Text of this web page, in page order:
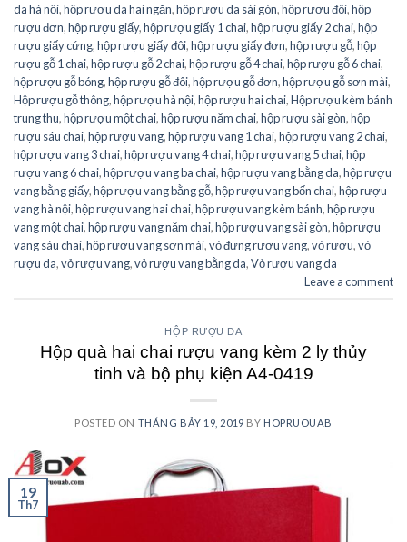
da hà nội,hộp rượu da hai ngăn,hộp rượu da sài gòn,hộp rượu đôi,hộp
rượu đơn,hộp rượu giấy,hộp rượu giấy 1 chai,hộp rượu giấy 2 chai,hộp
rượu giấy cứng,hộp rượu giấy đôi,hộp rượu giấy đơn,hộp rượu gỗ,hộp
rượu gỗ 1 chai,hộp rượu gỗ 2 chai,hộp rượu gỗ 4 chai,hộp rượu gỗ 6 chai,
hộp rượu gỗ bóng,hộp rượu gỗ đôi,hộp rượu gỗ đơn,hộp rượu gỗ sơn mài,
Hộp rượu gỗ thông,hộp rượu hà nội,hộp rượu hai chai,Hộp rượu kèm bánh
trung thu,hộp rượu một chai,hộp rượu năm chai,hộp rượu sài gòn,hộp
rượu sáu chai,hộp rượu vang,hộp rượu vang 1 chai,hộp rượu vang 2 chai,
hộp rượu vang 3 chai,hộp rượu vang 4 chai,hộp rượu vang 5 chai,hộp
rượu vang 6 chai,hộp rượu vang ba chai,hộp rượu vang bằng da,hộp rượu
vang bằng giấy,hộp rượu vang bằng gỗ,hộp rượu vang bốn chai,hộp rượu
vang hà nội,hộp rượu vang hai chai,hộp rượu vang kèm bánh,hộp rượu
vang một chai,hộp rượu vang năm chai,hộp rượu vang sài gòn,hộp rượu
vang sáu chai,hộp rượu vang sơn mài,vỏ đựng rượu vang,vỏ rượu,vỏ
rượu da,vỏ rượu vang,vỏ rượu vang bằng da,Vỏ rượu vang da
Leave a comment
HỘP RƯỢU DA
Hộp quà hai chai rượu vang kèm 2 ly thủy
tinh và bộ phụ kiện A4-0419
POSTED ON THÁNG BẢY 19, 2019 BY HOPRUOUAB
19
Th7